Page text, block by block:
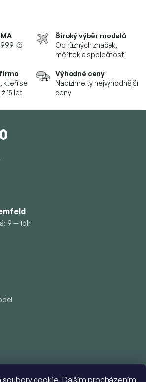
cookie. Dalším procházením
Kč
Široký výběr modelů
Od různých značek,
měřítek a společností
kteří se
15 let
Výhodné ceny
Nabízíme ty nejvýhodnější
ceny
9 — 16h